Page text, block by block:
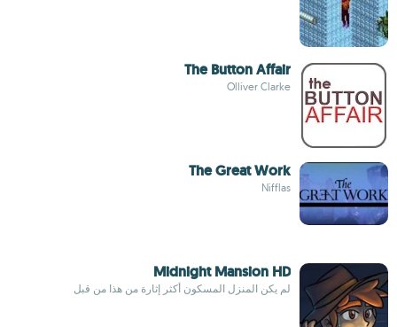
The Button Affair
Olliver Clarke
The Great Work
Nifflas
Midnight Mansion HD
لم يكن المنزل المسكون أكثر إثارة من هذا من قبل